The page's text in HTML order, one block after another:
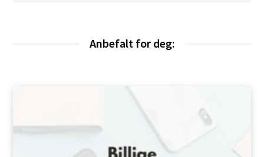
Anbefalt for deg: